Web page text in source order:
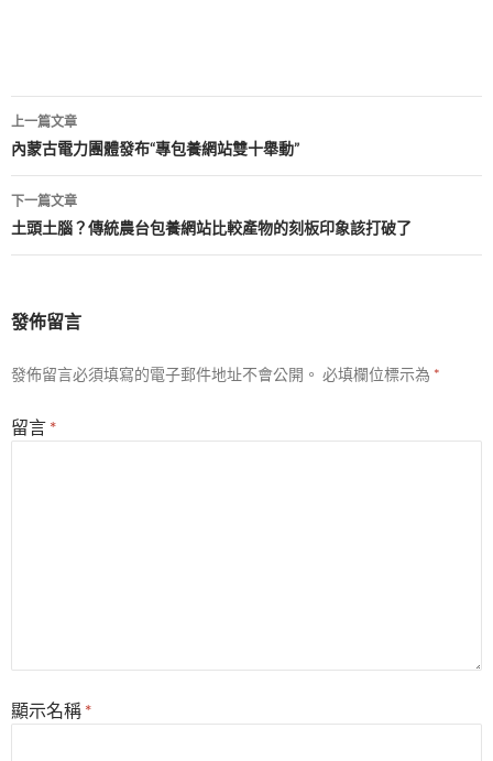
文
章
導
覽
上一篇文章
內蒙古電力團體發布“專包養網站雙十舉動”
下一篇文章
土頭土腦？傳統農台包養網站比較產物的刻板印象該打破了
發佈留言
發佈留言必須填寫的電子郵件地址不會公開。 必填欄位標示為 *
留言 *
顯示名稱 *